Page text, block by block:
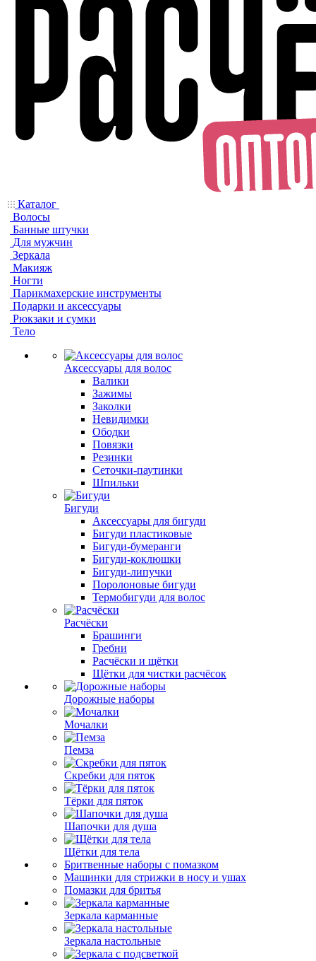
Каталог
Волосы
Банные штучки
Для мужчин
Зеркала
Макияж
Ногти
Парикмахерские инструменты
Подарки и аксессуары
Рюкзаки и сумки
Тело
Аксессуары для волос
Валики
Зажимы
Заколки
Невидимки
Ободки
Повязки
Резинки
Сеточки-паутинки
Шпильки
Бигуди
Аксессуары для бигуди
Бигуди пластиковые
Бигуди-бумеранги
Бигуди-коклюшки
Бигуди-липучки
Поролоновые бигуди
Термобигуди для волос
Расчёски
Брашинги
Гребни
Расчёски и щётки
Щётки для чистки расчёсок
Дорожные наборы
Мочалки
Пемза
Скребки для пяток
Тёрки для пяток
Шапочки для душа
Щётки для тела
Бритвенные наборы с помазком
Машинки для стрижки в носу и ушах
Помазки для бритья
Зеркала карманные
Зеркала настольные